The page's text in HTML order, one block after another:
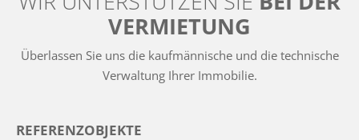
VERMIETUNG
Überlassen Sie uns die kaufmännische und die technische
Verwaltung Ihrer Immobilie.
REFERENZOBJEKTE